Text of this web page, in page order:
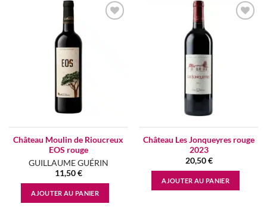
Château Moulin de Rioucreux
EOS rouge
GUILLAUME GUÉRIN
11,50€
AJOUTER AU PANIER
Château Les Jonqueyres rouge
2023
20,50€
AJOUTER AU PANIER